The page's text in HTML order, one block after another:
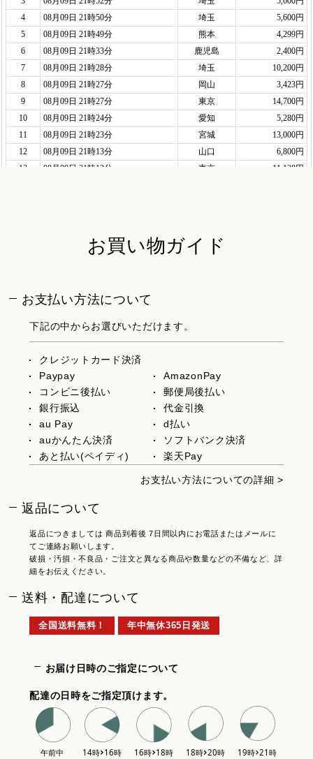
お買い物ガイド
お支払い方法について
下記の中からお選びいただけます。
クレジットカード決済
Paypay
AmazonPay
コンビニ後払い
郵便局後払い
銀行振込
代金引換
au Pay
d払い
auかんたん決済
ソフトバンク決済
あと払い(ペイディ)
楽天Pay
お支払い方法についての詳細 >
返品について
返品につきましては 商品到着後 7日間以内にお電話またはメールに
てご連絡お願いします。
破損・汚損・不良品・ご注文と異なる商品や数量などの不備など、詳
細をお伝えください。
送料・配達について
全国送料無料！ 年中無休365日発送
お届け日時のご指定について
配達の日時をご指定頂けます。